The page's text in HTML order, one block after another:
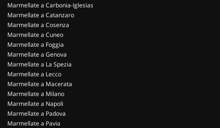
Marmellate a Carbonia-Iglesias
Marmellate a Catanzaro
Marmellate a Cosenza
Marmellate a Cuneo
Marmellate a Foggia
Marmellate a Genova
Marmellate a La Spezia
Marmellate a Lecco
Marmellate a Macerata
Marmellate a Milano
Marmellate a Napoli
Marmellate a Padova
Marmellate a Pavia